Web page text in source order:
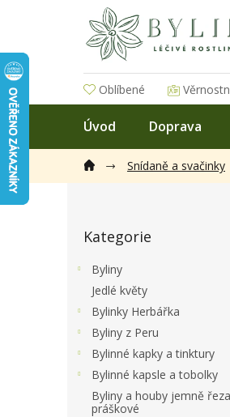
Oblíbené
Úvod Doprava
Snídaně a svačinky
kategorie
Kategorie
Byliny
Jedlé květy
Bylinky Herbářka
Byliny z Peru
Bylinné kapky a tinktury
Bylinné kapsle a tobolky
Byliny a houby jemně
práškové